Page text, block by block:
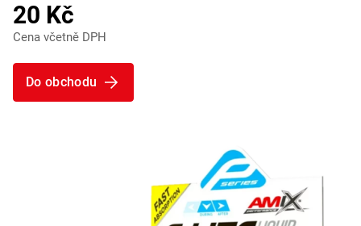
20 Kč
Cena včetně DPH
Do obchodu